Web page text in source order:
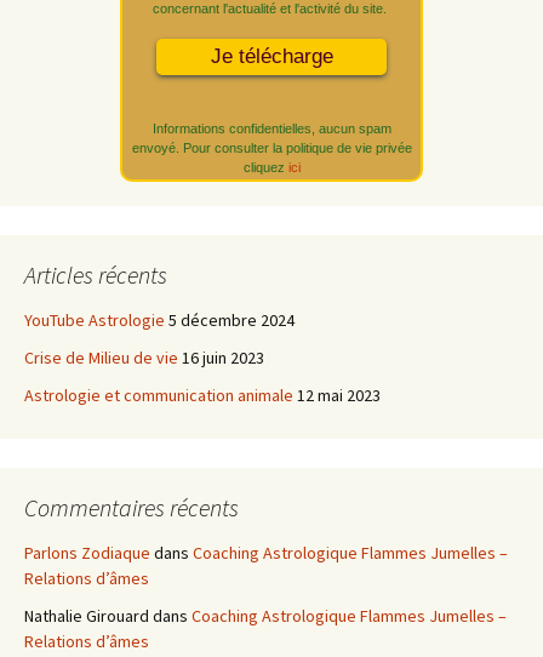
concernant l'actualité et l'activité du site.
Informations confidentielles, aucun spam
envoyé. Pour consulter la politique de vie privée
cliquez ici
Articles récents
YouTube Astrologie 5 décembre 2024
Crise de Milieu de vie 16 juin 2023
Astrologie et communication animale 12 mai 2023
Commentaires récents
Parlons Zodiaque dans Coaching Astrologique Flammes Jumelles –
Relations d’âmes
Nathalie Girouard dans Coaching Astrologique Flammes Jumelles –
Relations d’âmes